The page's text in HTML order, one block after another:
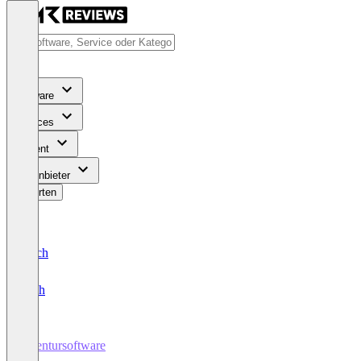
Software
Services
Content
Für Anbieter
Bewerten
Deutsch
English
Agentursoftware